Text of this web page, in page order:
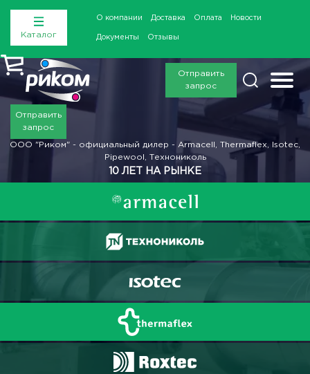
Каталог
О компании Доставка Оплата Новости
Документы Отзывы
Отправить
запрос
Отправить
запрос
ООО "Риком" - официальный дилер - Armacell, Thermaflex, Isotec,
Pipewool, Технониколь
10 ЛЕТ НА РЫНКЕ